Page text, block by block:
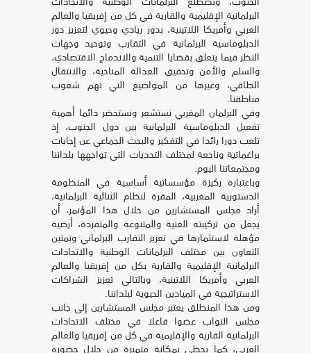
البرلمانية الإقليمية والقارية في كل من إفريقيا والعالم
العربي وأمريكا اللاتينية، بدور ريادي وحيوي لتعزيز دور
الدبلوماسية البرلمانية في التقارب وتوحيد وجهات
النظر فيما يتعلق بقضايا التنمية والاندماج الاقتصادي،
والسلم والأمن وتحقيق العدالة المناخية، والانتقال
الطاقي، وغيرها من المواضيع التي تهم شعوب
مناطقنا.
وفي البرلمان المغربي نستشعر ونستحضر دائما أهمية
تفعيل الدبلوماسية البرلمانية بين دول الجنوب، إذ
تلعب دورا رائدا في التفكير والبحث الجماعي عن إجابات
براغماتية وناجعة لمختلف التحديات التي تواجهها بلداننا
ومجتمعاتنا اليوم.
وباعتباره ركيزة مؤسساتية أساسية في المنظومة
الدستورية المغربية، المقرة لنظام الثنائية البرلمانية،
أراد مجلس المستشارين من خلال هذا المؤتمر، أن
يجعل من تركيبته الغنية والمتنوعة والمتفردة، أرضية
مؤهلة لاستثمارها في تعزيز التقارب البرلماني وتمتين
التعاون بين مختلف البرلمانات الوطنية والاتحادات
البرلمانية الإقليمية والقارية بكل من إفريقيا والعالم
العربي وأمريكا اللاتينية، وبالتالي تعزيز الشراكات
الاستراتيجية في الميادين الحيوية لبلداننا.
ومن هذا المنطلق يعتبر مجلس المستشارين إلى جانب
مجلس النواب عضوا فاعلا في مختلف الاتحادات
البرلمانية القارية والإقليمية في كل من إفريقيا والعالم
العربي، كما يحظى بمكانة متميزة من خلال حضوره